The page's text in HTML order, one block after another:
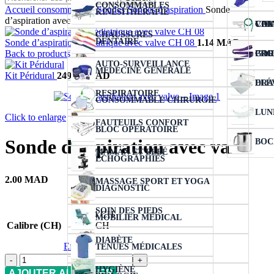
CONSOMMABLES
CHAUSSURES
AUTO-SURVEILLANCE
RESPIRATOIRE
FAUTEUILS CONFORT
MAMAN ET BÉBÉ
MASSAGE SPORT ET YOGA
SOIN DES PIEDS
DIABÈTE
HYGIÈNE
KINÉSITHÉRAPIE
DENTAIRE
MÉDECINE GÉNÉRALE
CONSOMMABLE CHIRURGIE
BLOC OPÉRATOIRE
ÉCHOGRAPHIES
DIAGNOSTIC
MOBILIER MÉDICAL
TENUES MÉDICALES
Accueil consommablesSondesSondes d’aspiration Sonde
d’aspiration avec valve
Sonde d’aspiration pédiatrique avec valve CH 08 1.14 MAD
Back to products
Kit Péridural 249.00MAD
Click to enlarge
Sonde d’aspiration avec valve
2.00 MAD
Calibre (CH)
14 CH
8 CH
Effacer
quantité
de